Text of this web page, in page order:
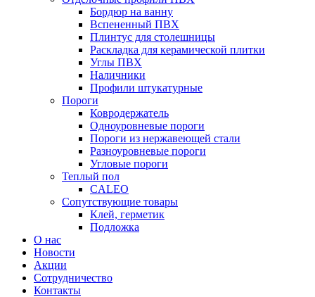
Бордюр на ванну
Вспененный ПВХ
Плинтус для столешницы
Раскладка для керамической плитки
Углы ПВХ
Наличники
Профили штукатурные
Пороги
Ковродержатель
Одноуровневые пороги
Пороги из нержавеющей стали
Разноуровневые пороги
Угловые пороги
Теплый пол
CALEO
Сопутствующие товары
Клей, герметик
Подложка
О нас
Новости
Акции
Сотрудничество
Контакты